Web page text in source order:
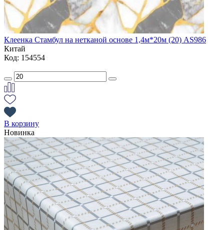
Клеенка Стамбул на нетканой основе 1,4м*20м (20) AS986
Китай
Код: 154554
В корзину
Новинка